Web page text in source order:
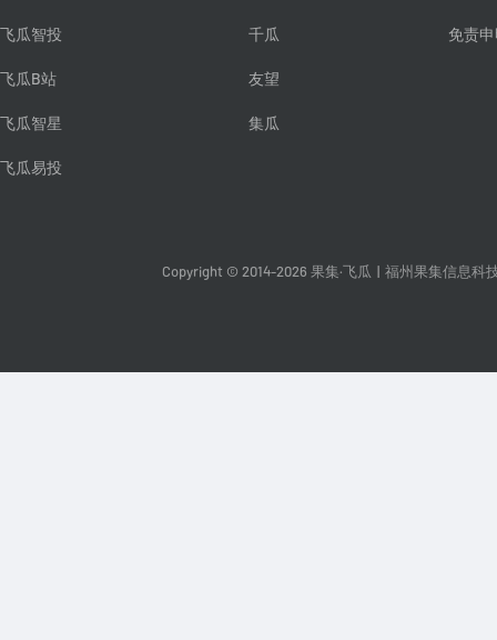
飞瓜智投
飞瓜B站
飞瓜智星
飞瓜易投
千瓜
友望
集瓜
免责
Copyright © 2014-2026 果集·飞瓜 福州果集信息科